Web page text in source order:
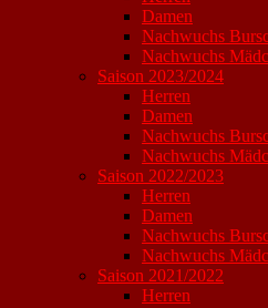
Damen
Nachwuchs
Nachwuchs
Saison 2023/2024
Herren
Damen
Nachwuchs
Nachwuchs
Saison 2022/2023
Herren
Damen
Nachwuchs
Nachwuchs
Saison 2021/2022
Herren